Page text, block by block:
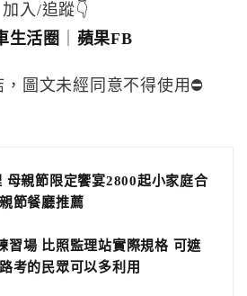
加入/追蹤👇
生活圈
蘋果FB
圖文未經同意不得使用⛔️
母親節限定饗宴2800起小家庭合
節餐廳推薦
習場 比照監理站實際規格 可遮
考的民眾可以多利用